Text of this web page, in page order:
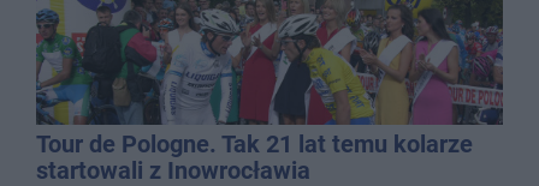
Tour de Pologne. Tak 21 lat temu kolarze
startowali z Inowrocławia